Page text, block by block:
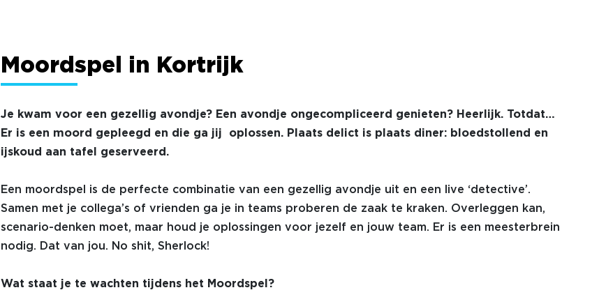
Moordspel in Kortrijk
Je kwam voor een gezellig avondje? Een avondje ongecompliceerd genieten? Heerlijk. Totdat…
Er is een moord gepleegd en die ga jij oplossen. Plaats delict is plaats diner: bloedstollend en
ijskoud aan tafel geserveerd.
Een moordspel is de perfecte combinatie van een gezellig avondje uit en een live ‘detective’.
Samen met je collega’s of vrienden ga je in teams proberen de zaak te kraken. Overleggen kan,
scenario-denken moet, maar houd je oplossingen voor jezelf en jouw team. Er is een meesterbrein
nodig. Dat van jou. No shit, Sherlock!
Wat staat je te wachten tijdens het Moordspel ?